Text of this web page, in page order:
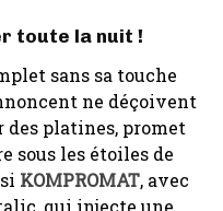
toute la nuit !
sans sa touche
ne déçoivent
des platines, promet
sous les étoiles de
KOMPROMAT, avec
qui injecte une